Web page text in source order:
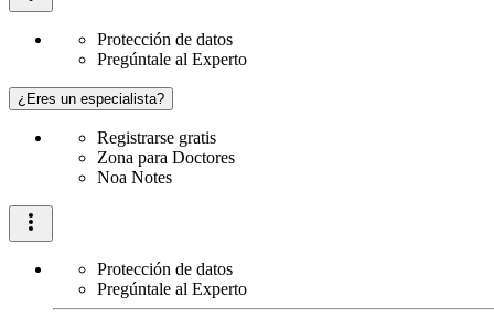
Protección de datos
Pregúntale al Experto
¿Eres un especialista?
Registrarse gratis
Zona para Doctores
Noa Notes
Protección de datos
Pregúntale al Experto